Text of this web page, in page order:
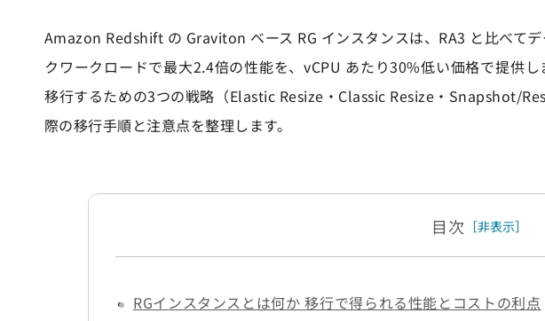
Amazon Redshift の Graviton ベース RG インスタンスは、RA3 と比べて
クワークロードで最大2.4倍の性能を、vCPU あたり30%低い価格で提供
移行するための3つの戦略（Elastic Resize・Classic Resize・Snapshot/
際の移行手順と注意点を整理します。
目次 ［非表示］
RGインスタンスとは何か 移行で得られる性能とコストの利点